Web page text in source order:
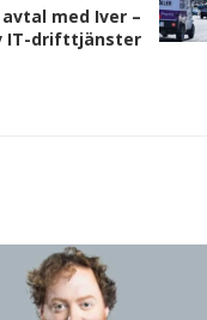
med Iver –
IT-drifttjänster